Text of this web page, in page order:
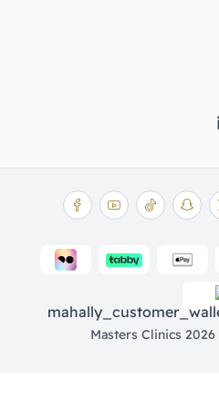
Masters Clinics